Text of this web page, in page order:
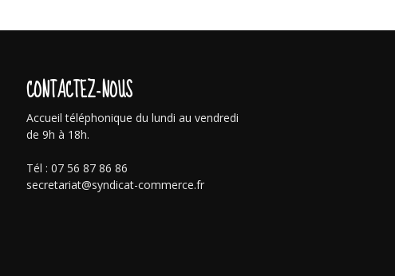
CONTACTEZ-NOUS
Accueil téléphonique du lundi au vendredi
de 9h à 18h.
Tél : 07 56 87 86 86
secretariat@syndicat-commerce.fr